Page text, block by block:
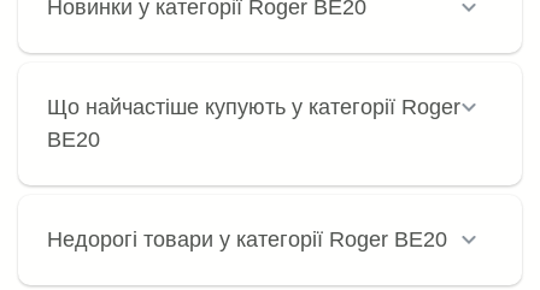
Новинки у категорії Roger BE20
Що найчастіше купують у категорії Roger
BE20
Недорогі товари у категорії Roger BE20